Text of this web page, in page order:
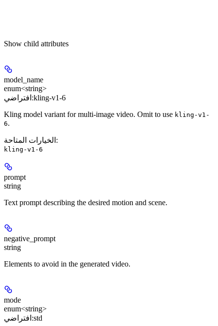
Show child attributes
model_name
enum<string>
افتراضي:kling-v1-6
Kling model variant for multi-image video. Omit to use kling-v1-
6.
الخيارات المتاحة :
kling-v1-6
prompt
string
Text prompt describing the desired motion and scene.
negative_prompt
string
Elements to avoid in the generated video.
mode
enum<string>
افتراضي:std